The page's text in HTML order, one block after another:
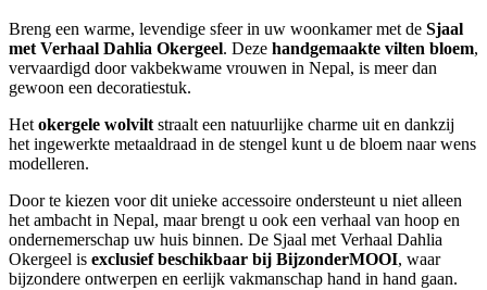
Breng een warme, levendige sfeer in uw woonkamer met de Sjaal
met Verhaal Dahlia Okergeel. Deze handgemaakte vilten bloem,
vervaardigd door vakbekwame vrouwen in Nepal, is meer dan
gewoon een decoratiestuk.
Hetokergele wolviltstraalt een natuurlijke charme uit en dankzij
het ingewerkte metaaldraad in de stengel kunt u de bloem naar wens
modelleren.
Door te kiezen voor dit unieke accessoire ondersteunt u niet alleen
het ambacht in Nepal, maar brengt u ook een verhaal van hoop en
ondernemerschap uw huis binnen. De Sjaal met Verhaal Dahlia
Okergeel is exclusief beschikbaar bij BijzonderMOOI, waar
bijzondere ontwerpen en eerlijk vakmanschap hand in hand gaan.